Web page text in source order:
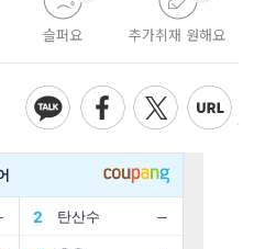
슬퍼요 추가취재 원해요